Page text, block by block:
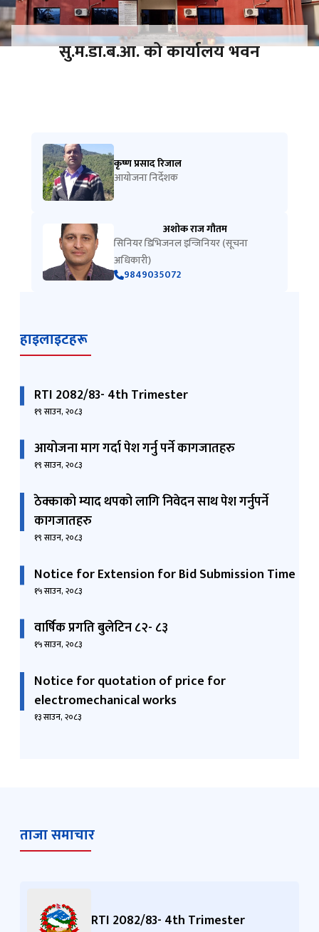
सु.म.डा.ब.आ. को कार्यालय भवन
कृष्ण प्रसाद रिजाल
आयोजना निर्देशक
अशोक राज गौतम
सिनियर डिभिजनल इन्जिनियर (सूचना
अधिकारी)
9849035072
हाइलाइटहरू
RTI 2082/83- 4th Trimester
१९ साउन, २०८३
आयोजना माग गर्दा पेश गर्नु पर्ने कागजातहरु
१९ साउन, २०८३
ठेक्काको म्याद थपको लागि निवेदन साथ पेश गर्नुपर्ने
कागजातहरु
१९ साउन, २०८३
Notice for Extension for Bid Submission Time
१५ साउन, २०८३
वार्षिक प्रगति बुलेटिन ८२- ८३
१५ साउन, २०८३
Notice for quotation of price for
electromechanical works
१३ साउन, २०८३
ताजा समाचार
RTI 2082/83- 4th Trimester